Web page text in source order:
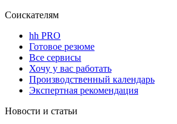
Соискателям
hh PRO
Готовое резюме
Все сервисы
Хочу у вас работать
Производственный календарь
Экспертная рекомендация
Новости и статьи